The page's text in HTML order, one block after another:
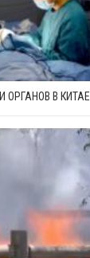
ОРГАНОВ В КИТАЕ